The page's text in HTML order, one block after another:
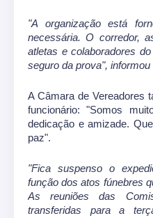
"A organização está
necessária. O corredor,
atletas e colaboradores
seguro da prova", informou
A Câmara de Vereadores
funcionário: "Somos
dedicação e amizade.
paz".
"Fica suspenso o
função dos atos fúnebres
As reuniões das
transferidas para a